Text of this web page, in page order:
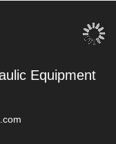
Equipment